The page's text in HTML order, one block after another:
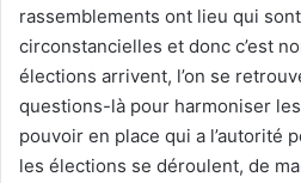
rassemblements ont lieu qui
circonstancielles et donc c’est
élections arrivent, l’on se
questions-là pour harmoniser
pouvoir en place qui a l’autorité
les élections se déroulent, de